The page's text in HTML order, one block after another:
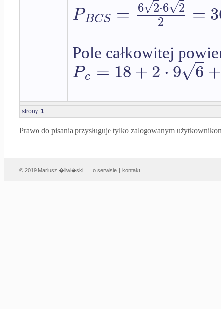
PBCS = 6 2
√ ⋅6 2
√
2 =
Pole całkowitej
Pc = 18+2⋅9 6
√ +
strony: 1
Prawo do pisania przysługuje tylko zalogowanym
© 2019 Mariusz �liwi�ski o serwisie | kontakt